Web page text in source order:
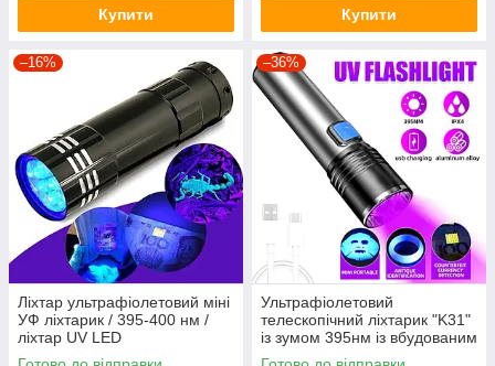
Купити Купити
–16%
Ліхтар ультрафіолетовий міні
УФ ліхтарик / 395-400 нм /
ліхтар UV LED
–36%
Ультрафіолетовий
телескопічний ліхтарик "K31"
із зумом 395нм із вбудованим
акумулятором / UV LED